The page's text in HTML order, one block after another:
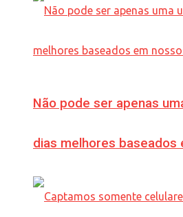
Não pode ser apenas
dias melhores